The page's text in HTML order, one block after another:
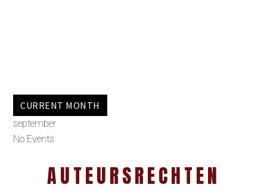
CURRENT MONTH
september
No Events
AUTEURSRECHTEN